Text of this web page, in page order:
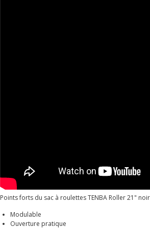
Points forts du sac à roulettes TENBA Roller 21"
Modulable
Ouverture pratique